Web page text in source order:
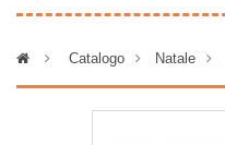
> Catalogo > Natale >